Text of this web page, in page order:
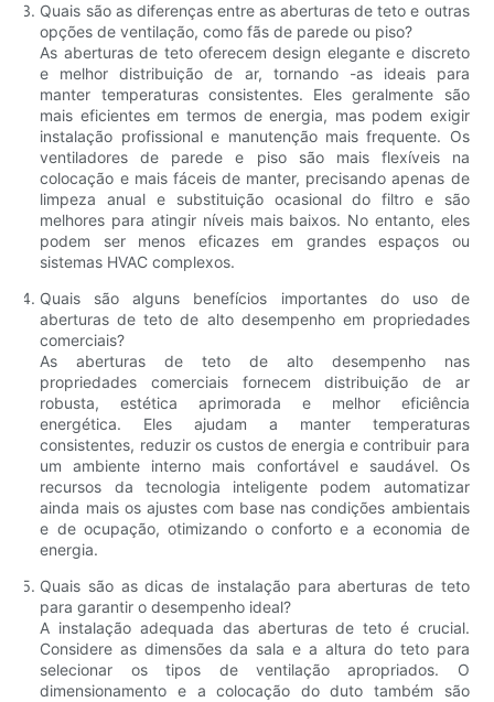
Quais são as diferenças entre as aberturas de teto e outras
opções de ventilação, como fãs de parede ou piso?
As aberturas de teto oferecem design elegante e discreto
e melhor distribuição de ar, tornando -as ideais para
manter temperaturas consistentes. Eles geralmente são
mais eficientes em termos de energia, mas podem exigir
instalação profissional e manutenção mais frequente. Os
ventiladores de parede e piso são mais flexíveis na
colocação e mais fáceis de manter, precisando apenas de
limpeza anual e substituição ocasional do filtro e são
melhores para atingir níveis mais baixos. No entanto, eles
podem ser menos eficazes em grandes espaços ou
sistemas HVAC complexos.
Quais são alguns benefícios importantes do uso de
aberturas de teto de alto desempenho em propriedades
comerciais?
As aberturas de teto de alto desempenho nas
propriedades comerciais fornecem distribuição de ar
robusta, estética aprimorada e melhor eficiência
energética. Eles ajudam a manter temperaturas
consistentes, reduzir os custos de energia e contribuir para
um ambiente interno mais confortável e saudável. Os
recursos da tecnologia inteligente podem automatizar
ainda mais os ajustes com base nas condições ambientais
e de ocupação, otimizando o conforto e a economia de
energia.
Quais são as dicas de instalação para aberturas de teto
para garantir o desempenho ideal?
A instalação adequada das aberturas de teto é crucial.
Considere as dimensões da sala e a altura do teto para
selecionar os tipos de ventilação apropriados. O
dimensionamento e a colocação do duto também são